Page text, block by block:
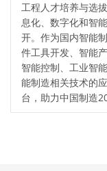
工程人才培养与选
息化、数字化和智
开。作为国内智能
件工具开发、智能
智能控制、工业智
能制造相关技术的
台，助力中国制造